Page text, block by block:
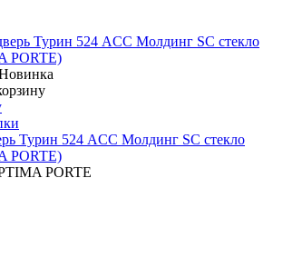
Турин 524 АCС Молдинг SC стекло
PORTE)
PORTE